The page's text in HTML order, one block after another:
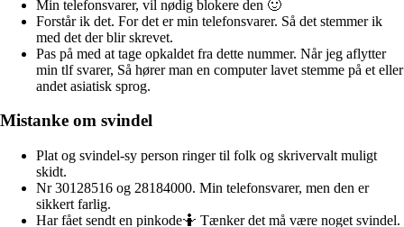
Min telefonsvarer, vil nødig blokere den 🙂
Forstår ik det. For det er min telefonsvarer. Så det stemmer ik
med det der blir skrevet.
Pas på med at tage opkaldet fra dette nummer. Når jeg aflytter
min tlf svarer, Så hører man en computer lavet stemme på et eller
andet asiatisk sprog.
Mistanke om svindel
Plat og svindel-sy person ringer til folk og skrivervalt muligt
skidt.
Nr 30128516 og 28184000. Min telefonsvarer, men den er
sikkert farlig.
Har fået sendt en pinkode🤷 Tænker det må være noget svindel.